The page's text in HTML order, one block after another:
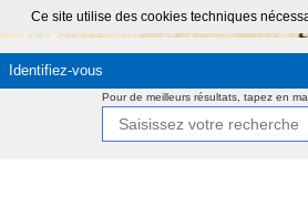
Ce site utilise des cookies techniques
Identifiez-vous
Pour de meilleurs résultats, tapez en